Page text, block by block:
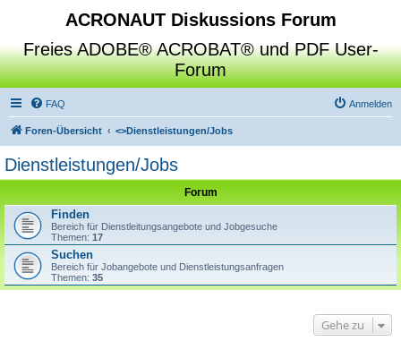
ACRONAUT Diskussions Forum
Freies ADOBE® ACROBAT® und PDF User-
Forum
FAQ Anmelden
Foren-Übersicht <>Dienstleistungen/Jobs
Dienstleistungen/Jobs
Forum
Finden
Bereich für Dienstleitungsangebote und Jobgesuche
Themen: 17
Suchen
Bereich für Jobangebote und Dienstleistungsanfragen
Themen: 35
Gehe zu